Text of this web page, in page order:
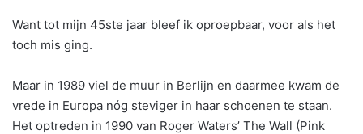
Want tot mijn 45ste jaar bleef ik oproepbaar, voor als het
toch mis ging.
Maar in 1989 viel de muur in Berlijn en daarmee kwam de
vrede in Europa nóg steviger in haar schoenen te staan.
Het optreden in 1990 van Roger Waters’ The Wall (Pink